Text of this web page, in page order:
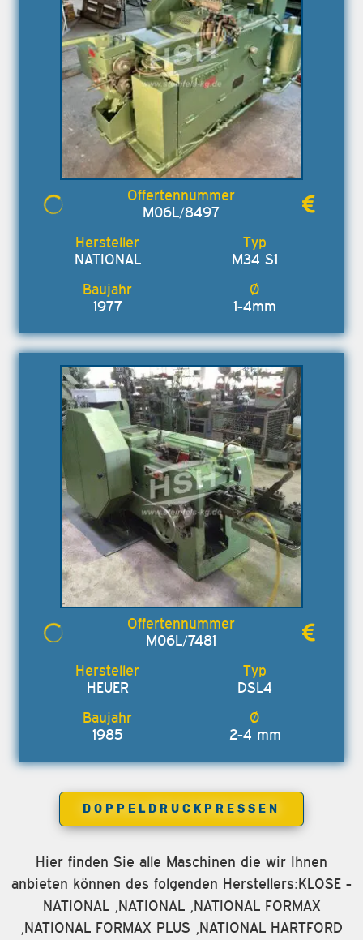
M06L/8497
NATIONAL M34 S1
1977 1-4mm
M06L/7481
HEUER DSL4
1985 2-4 mm
DOPPELDRUCKPRESSEN
Hier finden Sie alle Maschinen die wir Ihnen
anbieten können des folgenden Herstellers:KLOSE -
NATIONAL ,NATIONAL ,NATIONAL FORMAX
,NATIONAL FORMAX PLUS ,NATIONAL HARTFORD